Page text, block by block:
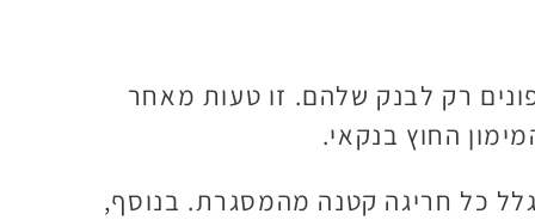
רק לבנק שלהם. זו טעות מאחר
החוץ בנקאי.
כל חריגה קטנה מהמסגרת. בנוסף,